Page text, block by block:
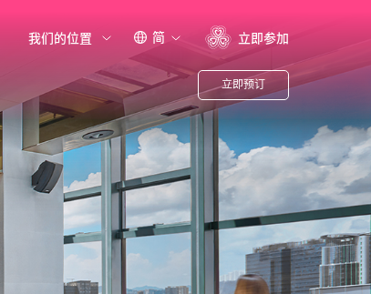
我们的位置 简 立即参加
立即预订